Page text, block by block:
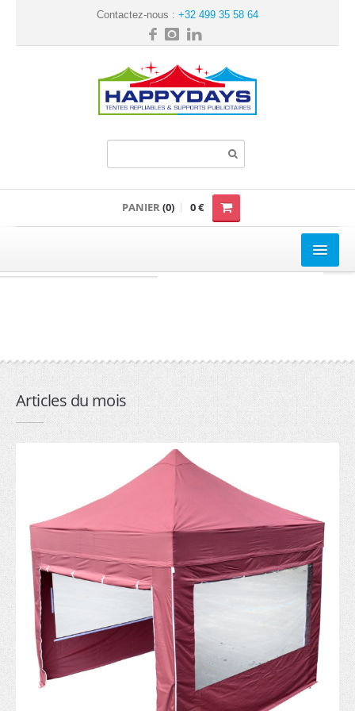
Contactez-nous : +32 499 35 58 64
PANIER(0) 0 €
TENTE REPLIABLE
3mx3m (6)
4.5mx3m (7)
Professionnelle
1.5mx1.5m (6)
2mx2m (7)
3mx2m (8)
3mx3m (7)
4.5mx3m (8)
6mx3m (6)
Articles du mois